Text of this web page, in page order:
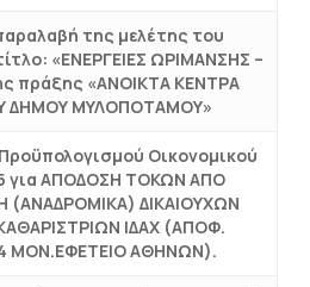
της μελέτης του
«ΕΝΕΡΓΕΙΕΣ ΩΡΙΜΑΝΣΗΣ –
πράξης «ΑΝΟΙΚΤΑ ΚΕΝΤΡΑ
ΔΗΜΟΥ ΜΥΛΟΠΟΤΑΜΟΥ»
Οικονομικού
για ΑΠΟΔΟΣΗ ΤΟΚΩΝ ΑΠΟ
ΔΙΚΑΙΟΥΧΩΝ
ΙΔΑΧ (ΑΠΟΦ.
ΜΟΝ.ΕΦΕΤΕΙΟ ΑΘΗΝΩΝ).